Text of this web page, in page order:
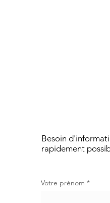
Besoin
rapidement
Votre prénom